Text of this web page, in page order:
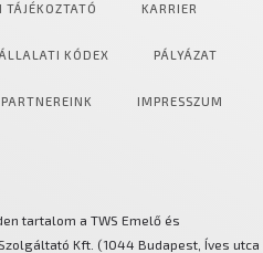
KARRIER
KÓDEX PÁLYÁZAT
PARTNEREINK IMPRESSZUM
tartalom a TWS Emelő és
Kft. (1044 Budapest, Íves utca